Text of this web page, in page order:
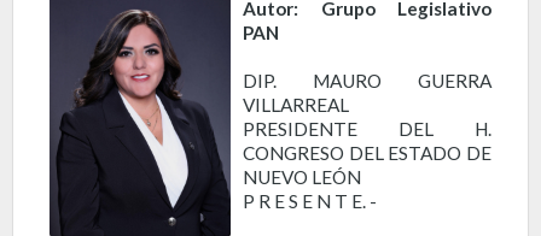
Autor: Grupo Legislativo
PAN
DIP. MAURO GUERRA
VILLARREAL
PRESIDENTE DEL H.
CONGRESO DEL ESTADO DE
NUEVO LEÓN
P R E S E N T E. -